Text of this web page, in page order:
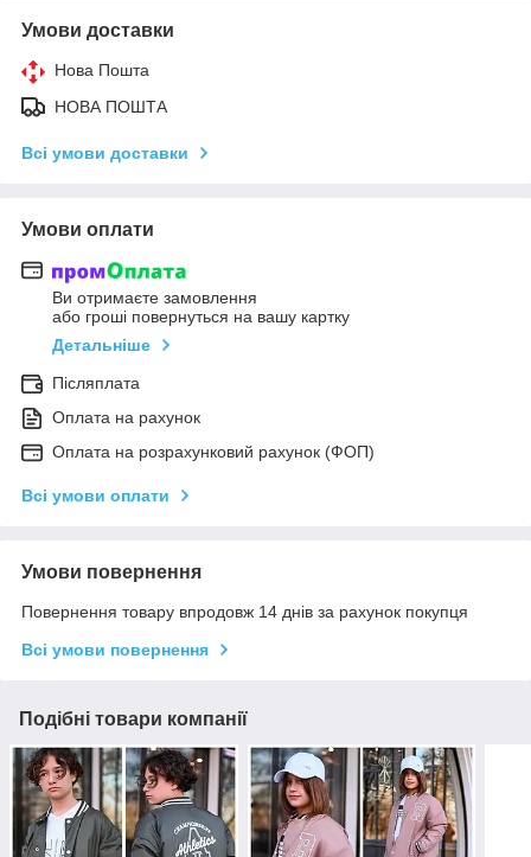
Умови доставки
Нова Пошта
НОВА ПОШТА
Всі умови доставки
Умови оплати
Ви отримаєте замовлення
або гроші повернуться на вашу картку
Детальніше
Післяплата
Оплата на рахунок
Оплата на розрахунковий рахунок (ФОП)
Всі умови оплати
Умови повернення
Повернення товару впродовж 14 днів за рахунок покупця
Всі умови повернення
Подібні товари компанії